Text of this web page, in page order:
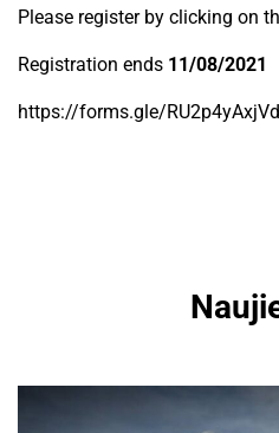
Please register by clicking on
Registration ends 11/08/2021
https://forms.gle/